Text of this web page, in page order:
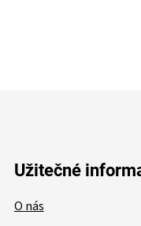
Užitečné
O nás